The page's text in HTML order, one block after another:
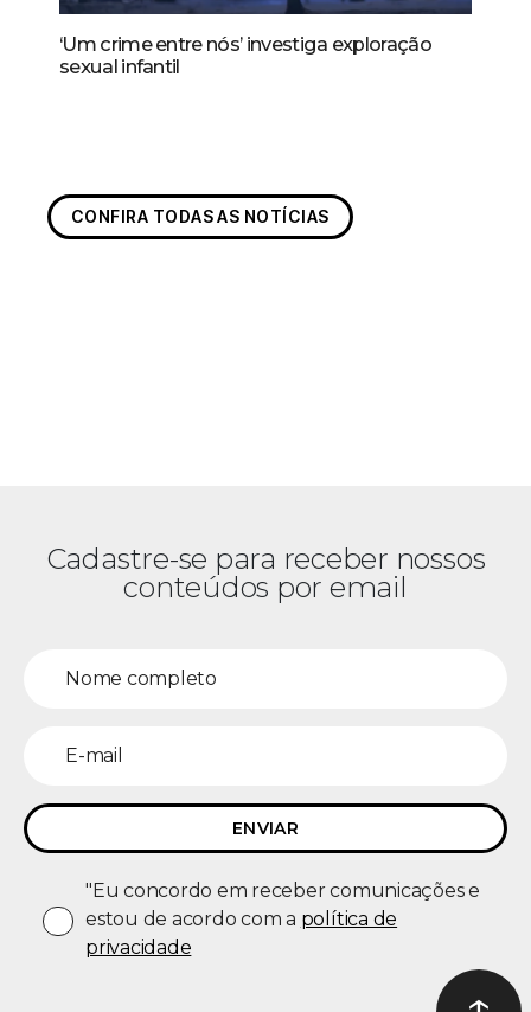
‘Um crime entre nós’ investiga exploração
sexual infantil
CONFIRA TODAS AS NOTÍCIAS
Cadastre-se para receber nossos
conteúdos por email
"Eu concordo em receber comunicações e
estou de acordo com a política de
privacidade